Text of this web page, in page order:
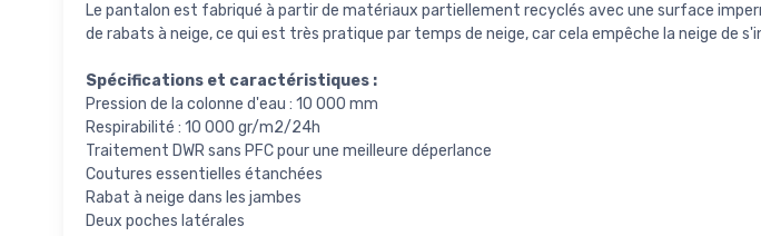
Le pantalon est fabriqué à partir de matériaux partiellement recyclés avec une surface
de rabats à neige, ce qui est très pratique par temps de neige, car cela empêche la neige de
Spécifications et caractéristiques :
Pression de la colonne d'eau : 10 000 mm
Respirabilité : 10 000 gr/m2/24h
Traitement DWR sans PFC pour une meilleure déperlance
Coutures essentielles étanchées
Rabat à neige dans les jambes
Deux poches latérales